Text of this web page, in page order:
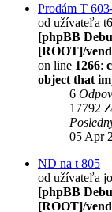
Prodám T
od užívateľa
[phpBB
[ROOT]/
on line 1266:
object that
6
17792
05 Apr
ND na t 805
od užívateľa
[phpBB
[ROOT]/